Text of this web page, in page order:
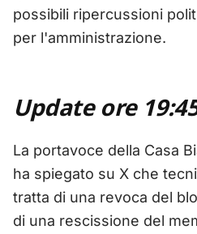
possibili ripercussioni
per l'amministrazione.
Update ore
La portavoce della Casa
ha spiegato su X che
tratta di una revoca del
di una rescissione del